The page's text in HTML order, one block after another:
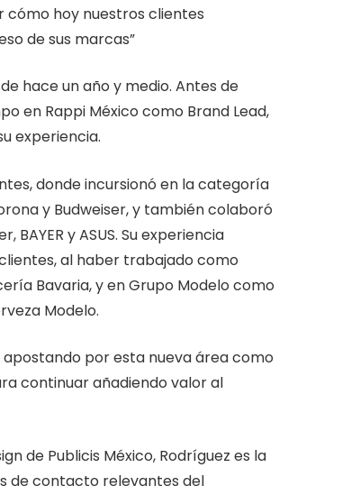
cómo hoy nuestros clientes
de sus marcas”
hace un año y medio. Antes de
en Rappi México como Brand Lead,
experiencia.
donde incursionó en la categoría
y Budweiser, y también colaboró
y ASUS. Su experiencia
al haber trabajado como
Bavaria, y en Grupo Modelo como
Modelo.
por esta nueva área como
continuar añadiendo valor al
de Publicis México, Rodríguez es la
de contacto relevantes del